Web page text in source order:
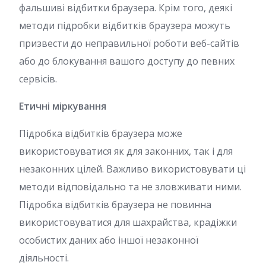
фальшиві відбитки браузера. Крім того, деякі
методи підробки відбитків браузера можуть
призвести до неправильної роботи веб-сайтів
або до блокування вашого доступу до певних
сервісів.
Етичні міркування
Підробка відбитків браузера може
використовуватися як для законних, так і для
незаконних цілей. Важливо використовувати ці
методи відповідально та не зловживати ними.
Підробка відбитків браузера не повинна
використовуватися для шахрайства, крадіжки
особистих даних або іншої незаконної
діяльності.